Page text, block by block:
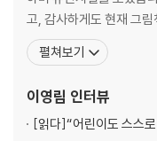
고, 감사하게도 현재 그
생각을 하면 마음이 간질간질합니다. 쓰고 그린
은 하지마』, 『달그락 탕』,
진지 드세요』, 『최기봉을
펼쳐보기
이영림 인터뷰
[읽다]“어린이도 스스